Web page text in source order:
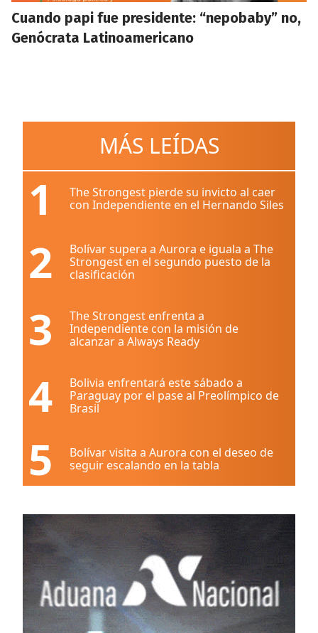
Cuando papi fue presidente: “nepobaby” no,
Genócrata Latinoamericano
MÁS LEÍDAS
1
The Strongest pierde su invicto al caer
con Independiente en el Hernando Siles
2
Bolívar supera a Aurora e iguala a The
Strongest en el segundo puesto de la
clasificación
3
The Strongest enfrenta a
Independiente con la misión de
alcanzar a Always Ready
4
Bolivia enfrentará este sábado a
Paraguay por el pase al Preolímpico de
Brasil
5
Bolívar visita a Aurora con el deseo de
seguir escalando en la tabla